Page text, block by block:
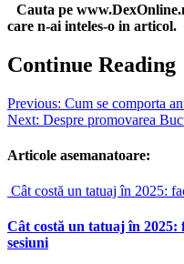
Cauta pe
care n-ai inteles-o in articol.
Continue Reading
Previous: Cum se comporta
Next: Despre promovarea
Articole asemanatoare:
Cât costă un tatuaj în 2025:
Cât costă un tatuaj în 2025:
sesiuni